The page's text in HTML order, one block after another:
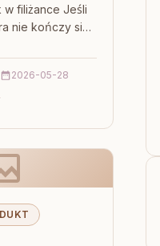
w filiżance Jeśli
nie kończy się
domowy…
2026-05-28